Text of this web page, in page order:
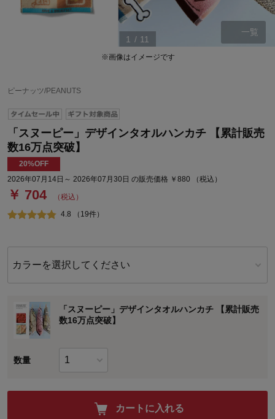
※画像はイメージです
1 / 11
一覧
ピーナッツ/PEANUTS
「スヌーピー」デザインタオルハンカチ 【累計販売
数16万点突破】
20%OFF
2026年07月14日～ 2026年07月30日 の販売価格 ￥880 （税込）
￥ 704 （税込）
4.8 （19件）
カラーを選択してください
「スヌーピー」デザインタオルハンカチ 【累計販売
数16万点突破】
数量
カートに入れる